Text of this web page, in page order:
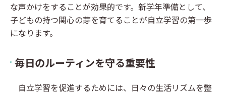
な声かけをすることが効果的です。新学年準備として、
子どもの持つ関心の芽を育てることが自立学習の第一歩
になります。
毎日のルーティンを守る重要性
自立学習を促進するためには、日々の生活リズムを整